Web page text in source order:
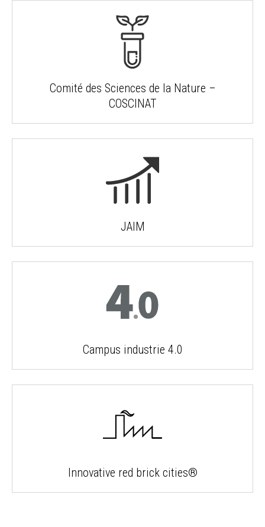
Comité des Sciences de la Nature –
COSCINAT
JAIM
Campus industrie 4.0
Innovative red brick cities®